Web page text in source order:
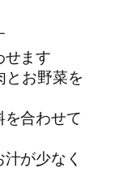
ます
お野菜を
合わせて
が少なく